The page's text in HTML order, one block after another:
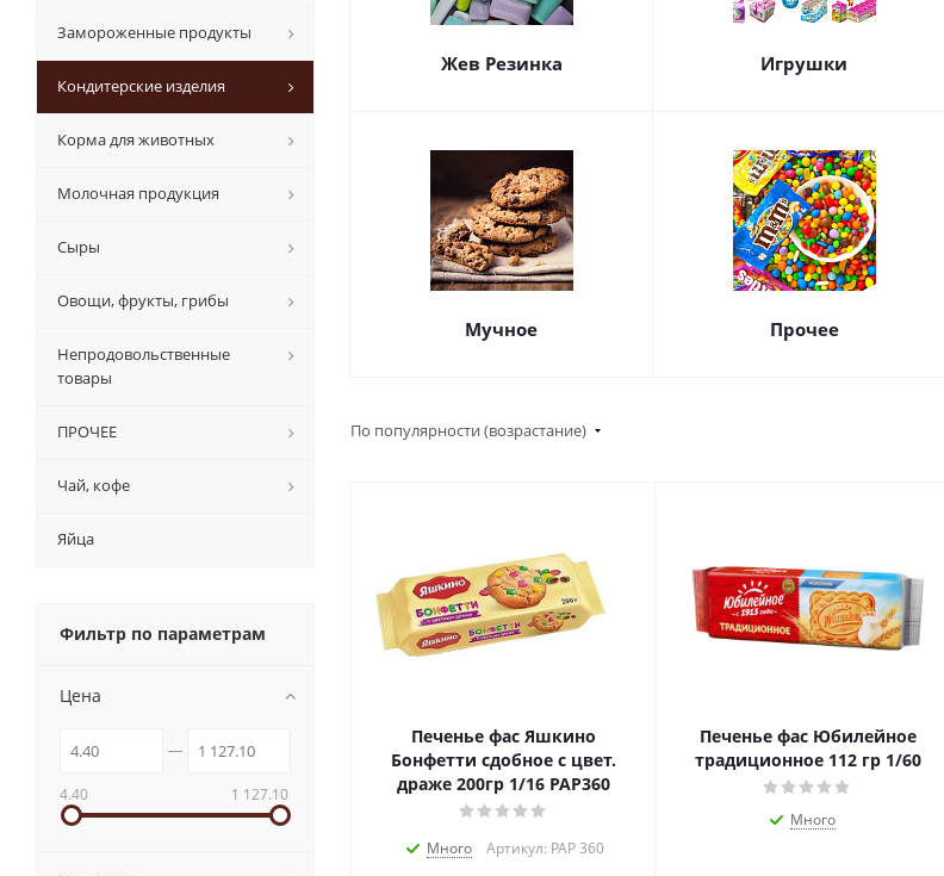
Жев Резинка Игрушки
Мучное Прочее
По популярности (возрастание)
Печенье фас Яшкино
Бонфетти сдобное с цвет.
драже 200гр 1/16 РАР360
Много Артикул: РАР 360
Печенье фас Юбилейное
традиционное 112 гр 1/60
Много
Замороженные продукты
Кондитерские изделия
Корма для животных
Молочная продукция
Сыры
Овощи, фрукты, грибы
Непродовольственные
товары
ПРОЧЕЕ
Чай, кофе
Яйца
Фильтр по параметрам
Цена
4.40 1 127.10